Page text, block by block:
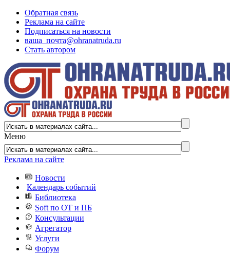
Обратная связь
Реклама на сайте
Подписаться на новости
ваша_почта@ohranatruda.ru
Стать автором
Меню
Реклама на сайте
Новости
Календарь событий
Библиотека
Soft по ОТ и ПБ
Консультации
Агрегатор
Услуги
Форум